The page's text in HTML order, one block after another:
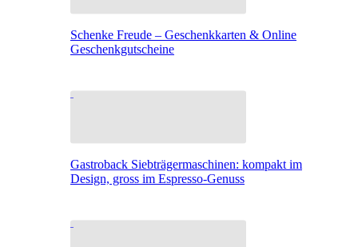
Schenke Freude – Geschenkkarten & Online
Geschenkgutscheine
Gastroback Siebträgermaschinen: kompakt im
Design, gross im Espresso-Genuss